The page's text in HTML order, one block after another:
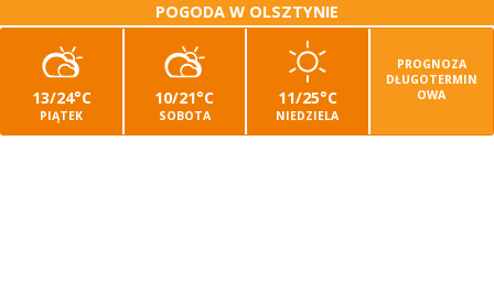
POGODA W OLSZTYNIE
13/24°C
PIĄTEK
10/21°C
SOBOTA
11/25°C
NIEDZIELA
PROGNOZA
DŁUGOTERMIN
OWA